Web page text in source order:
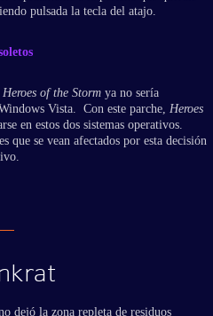
pulsada la tecla del atajo.
Heroes of the Storm ya no sería
Vista. Con este parche, Heroes
en estos dos sistemas operativos.
que se vean afectados por esta decisión
dejó la zona repleta de residuos